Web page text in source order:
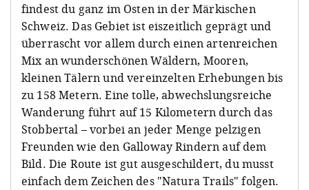
findest du ganz im Osten in der Märkischen
Schweiz. Das Gebiet ist eiszeitlich geprägt und
überrascht vor allem durch einen artenreichen
Mix an wunderschönen Wäldern, Mooren,
kleinen Tälern und vereinzelten Erhebungen bis
zu 158 Metern. Eine tolle, abwechslungsreiche
Wanderung führt auf 15 Kilometern durch das
Stobbertal – vorbei an jeder Menge pelzigen
Freunden wie den Galloway Rindern auf dem
Bild. Die Route ist gut ausgeschildert, du musst
einfach dem Zeichen des "Natura Trails" folgen.